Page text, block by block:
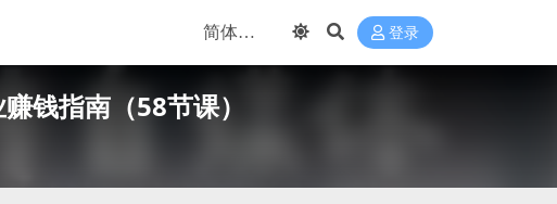
登录
钱指南（58节课）